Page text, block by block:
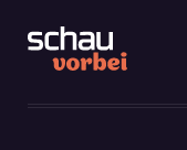
PFARRKIRCHE ST.
Vinzenz-Muchitsch-